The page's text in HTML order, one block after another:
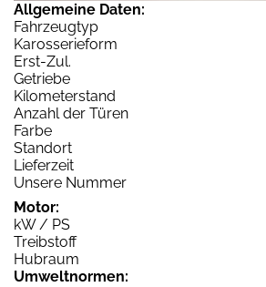
Allgemeine Daten:
Fahrzeugtyp
Karosserieform
Erst-Zul.
Getriebe
Kilometerstand
Anzahl der Türen
Farbe
Standort
Lieferzeit
Unsere Nummer
Motor:
kW / PS
Treibstoff
Hubraum
Umweltnormen: